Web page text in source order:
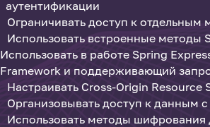
аутентификации
Ограничивать доступ к
Использовать встроенные методы
Использовать в работе Spring
Framework и поддерживающий
Настраивать Cross-Origin Resource
Организовывать доступ к данным
Использовать методы шифрования